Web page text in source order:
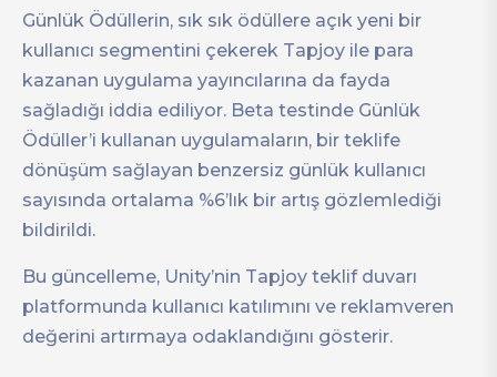
Günlük Ödüllerin, sık sık ödüllere açık yeni bir
kullanıcı segmentini çekerek Tapjoy ile para
kazanan uygulama yayıncılarına da fayda
sağladığı iddia ediliyor. Beta testinde Günlük
Ödüller’i kullanan uygulamaların, bir teklife
dönüşüm sağlayan benzersiz günlük kullanıcı
sayısında ortalama %6’lık bir artış gözlemlediği
bildirildi.
Bu güncelleme, Unity’nin Tapjoy teklif duvarı
platformunda kullanıcı katılımını ve reklamveren
değerini artırmaya odaklandığını gösterir.